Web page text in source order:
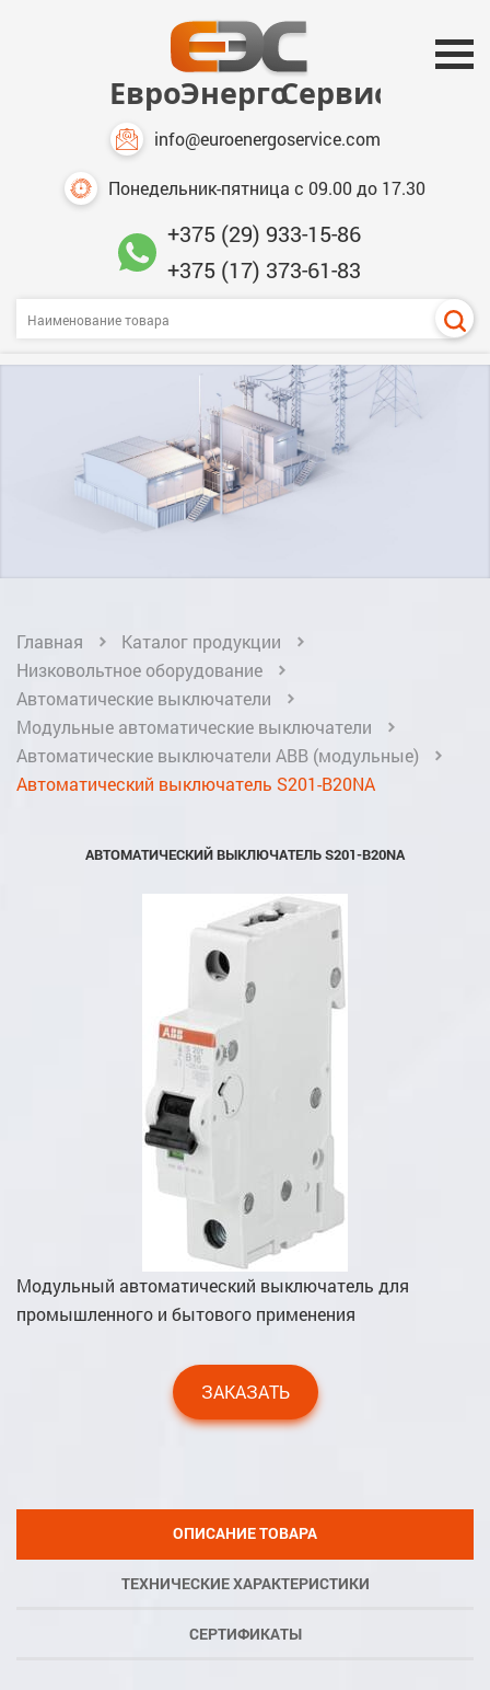
info@euroenergoservice.com
Понедельник-пятница с 09.00 до 17.30
+375 (29) 933-15-86
+375 (17) 373-61-83
Главная
Каталог продукции
Низковольтное оборудование
Автоматические выключатели
Модульные автоматические выключатели
Автоматические выключатели ABB (модульные)
Автоматический выключатель S201-B20NA
АВТОМАТИЧЕСКИЙ ВЫКЛЮЧАТЕЛЬ S201-B20NA
Модульный автоматический выключатель для
промышленного и бытового применения
ЗАКАЗАТЬ
ОПИСАНИЕ ТОВАРА
ТЕХНИЧЕСКИЕ ХАРАКТЕРИСТИКИ
СЕРТИФИКАТЫ